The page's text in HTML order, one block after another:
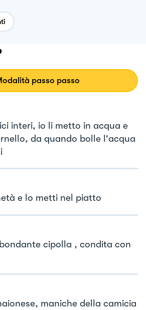
passo passo
interi, io li metto in acqua e
da quando bolle l'acqua
e lo metti nel piatto
cipolla , condita con
maniche della camicia